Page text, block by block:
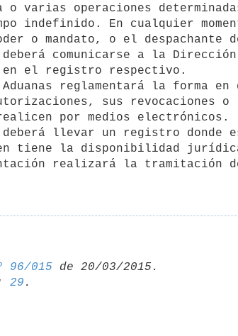
o varias operaciones
indefinido. En cualquier
o mandato, o el despachante
comunicarse a la
en el registro respectivo.
reglamentará la forma en
sus revocaciones o
por medios electrónicos.
deberá llevar un registro donde
tiene la disponibilidad
realizará la tramitación
96/015
29